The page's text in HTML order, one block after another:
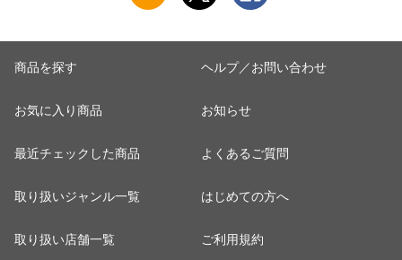
商品を探す
お気に入り商品
最近チェックした商品
取り扱いジャンル一覧
取り扱い店舗一覧
ヘルプ／お問い合わせ
お知らせ
よくあるご質問
はじめての方へ
ご利用規約